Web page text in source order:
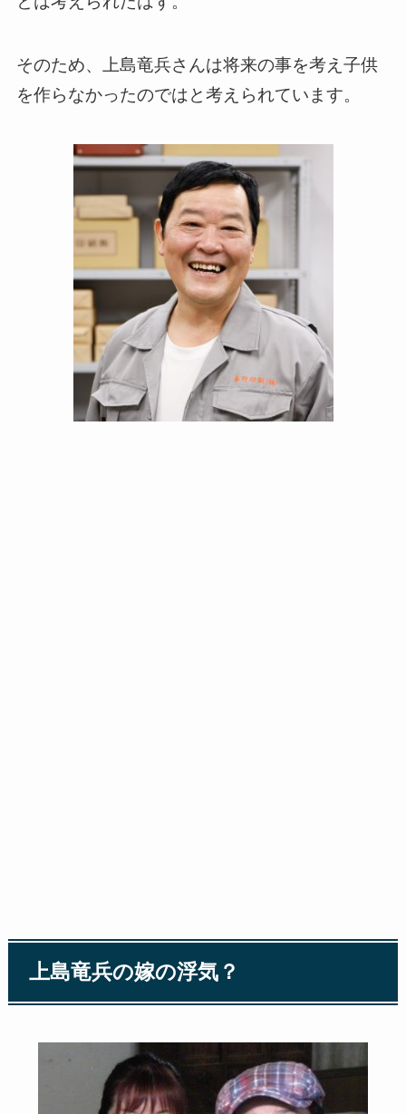
そのため、上島竜兵さんは将来の事を考え子供
を作らなかったのではと考えられています。
上島竜兵の嫁の浮気？